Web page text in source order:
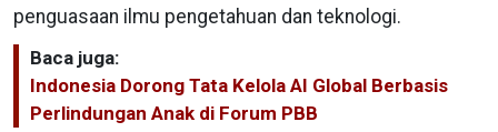
penguasaan ilmu pengetahuan dan teknologi.
Baca juga:
Indonesia Dorong Tata Kelola AI Global Berbasis
Perlindungan Anak di Forum PBB